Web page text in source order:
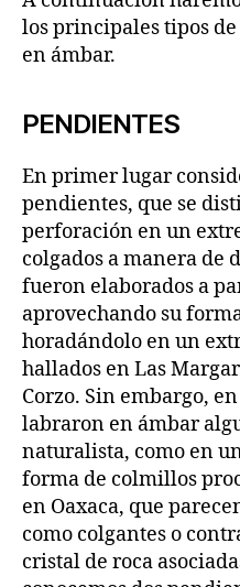
los principales tipos
en ámbar.
PENDIENTES
En primer lugar
pendientes, que se
perforación en un
colgados a manera de
fueron elaborados a
aprovechando su
horadándolo en un
hallados en Las
Corzo. Sin embargo,
labraron en ámbar
naturalista, como en
forma de colmillos
en Oaxaca, que
como colgantes o
cristal de roca